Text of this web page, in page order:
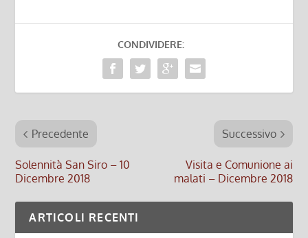
CONDIVIDERE:
Precedente
Solennità San Siro – 10
Dicembre 2018
Successivo
Visita e Comunione ai
malati – Dicembre 2018
ARTICOLI RECENTI